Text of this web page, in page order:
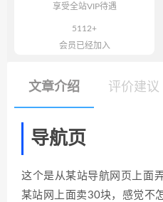
享受全站VIP待遇
5112+
会员已经加入
文章介绍 评价建议
导航页
这个是从某站导航网页上面
某站网上面卖30块，感觉不